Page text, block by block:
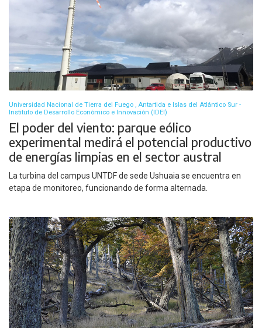
Universidad Nacional de Tierra del Fuego , Antartida e Islas del Atlántico Sur -
Instituto de Desarrollo Económico e Innovación (IDEI)
El poder del viento: parque eólico
experimental medirá el potencial productivo
de energías limpias en el sector austral
La turbina del campus UNTDF de sede Ushuaia se encuentra en
etapa de monitoreo, funcionando de forma alternada.